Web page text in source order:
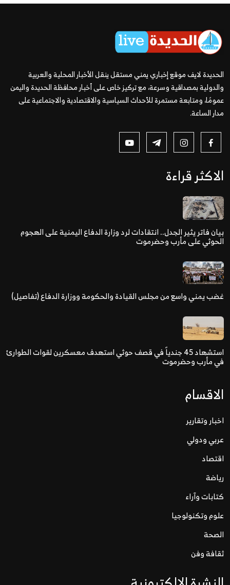
الحديدة لايف موقع إخباري يمني مستقل ينقل الأخبار المحلية والعربية
والدولية بمصداقية وسرعة، مع تركيز خاص على أخبار محافظة الحديدة واليمن
عمومًا، ومتابعة مستمرة للأحداث السياسية والاقتصادية والاجتماعية على
مدار الساعة.
الاكثر قراءة
بيان فاتر يثير الجدل.. انتقادات لرد وزارة الدفاع اليمنية على الهجوم
الحوثي على مأرب وحضرموت
غضب يمني واسع من مجلس القيادة والحكومة ووزارة الدفاع (تفاصيل)
استشهاد 45 جندياً في قصف حوثي استهدف معسكرين لقوات الطوارئ
في مأرب وحضرموت
الاقسام
اخبار وتقارير
عربي ودولي
اقتصاد
رياضة
كتابات وآراء
علوم وتكنولوجيا
الصحة
ثقافة وفن